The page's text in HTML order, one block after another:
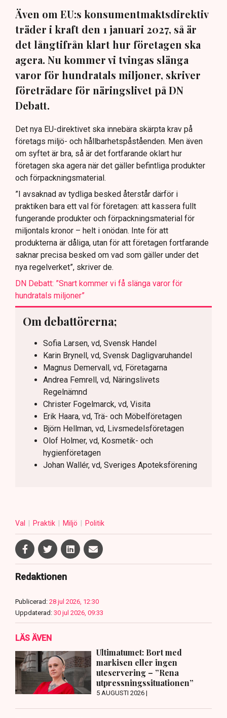
Även om EU:s konsumentmaktsdirektiv
träder i kraft den 1 januari 2027, så är
det långtifrån klart hur företagen ska
agera. Nu kommer vi tvingas slänga
varor för hundratals miljoner, skriver
företrädare för näringslivet på DN
Debatt.
Det nya EU-direktivet ska innebära skärpta krav på
företags miljö- och hållbarhetspåståenden. Men även
om syftet är bra, så är det fortfarande oklart hur
företagen ska agera när det gäller befintliga produkter
och förpackningsmaterial.
”I avsaknad av tydliga besked återstår därför i
praktiken bara ett val för företagen: att kassera fullt
fungerande produkter och förpackningsmaterial för
miljontals kronor – helt i onödan. Inte för att
produkterna är dåliga, utan för att företagen fortfarande
saknar precisa besked om vad som gäller under det
nya regelverket”, skriver de.
DN Debatt: ”Snart kommer vi få slänga varor för
hundratals miljoner”
Om debattörerna;
Sofia Larsen, vd, Svensk Handel
Karin Brynell, vd, Svensk Dagligvaruhandel
Magnus Demervall, vd, Företagarna
Andrea Femrell, vd, Näringslivets
Regelnämnd
Christer Fogelmarck, vd, Visita
Erik Haara, vd, Trä- och Möbelföretagen
Björn Hellman, vd, Livsmedelsföretagen
Olof Holmer, vd, Kosmetik- och
hygienföretagen
Johan Wallér, vd, Sveriges Apoteksförening
Val Praktik Miljö Politik
Redaktionen
Publicerad: 28 jul 2026, 12:30
Uppdaterad: 30 jul 2026, 09:33
LÄS ÄVEN
Ultimatumet: Bort med
markisen eller ingen
uteservering – ”Rena
utpressningssituationen”
5 AUGUSTI 2026 |